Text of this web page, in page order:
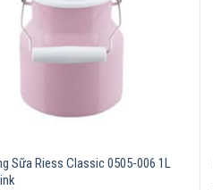
Sữa Riess Classic 0505-006 1L